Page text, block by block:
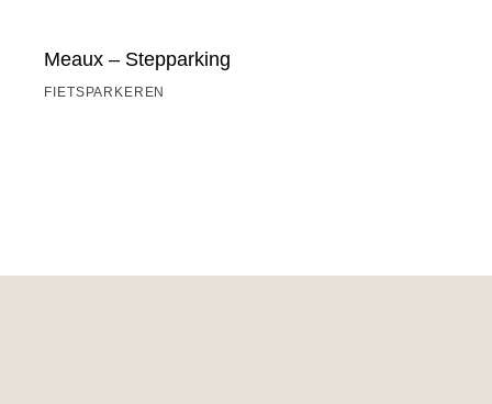
Meaux – Stepparking
FIETSPARKEREN